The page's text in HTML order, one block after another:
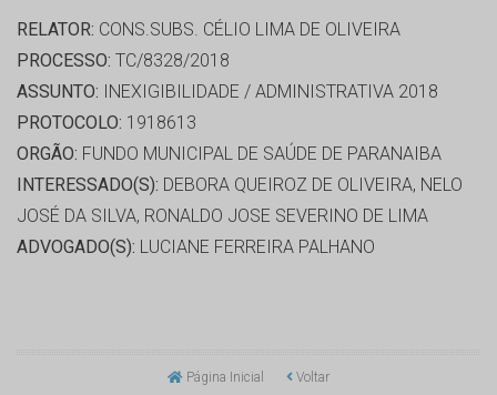
RELATOR: CONS.SUBS. CÉLIO LIMA DE OLIVEIRA
PROCESSO: TC/8328/2018
ASSUNTO: INEXIGIBILIDADE / ADMINISTRATIVA 2018
PROTOCOLO: 1918613
ORGÃO: FUNDO MUNICIPAL DE SAÚDE DE PARANAIBA
INTERESSADO(S): DEBORA QUEIROZ DE OLIVEIRA, NELO
JOSÉ DA SILVA, RONALDO JOSE SEVERINO DE LIMA
ADVOGADO(S): LUCIANE FERREIRA PALHANO
Página Inicial
Voltar